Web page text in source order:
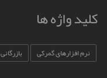
کلید واژه ها
نرم افزارهای گمرکی بازرگانی